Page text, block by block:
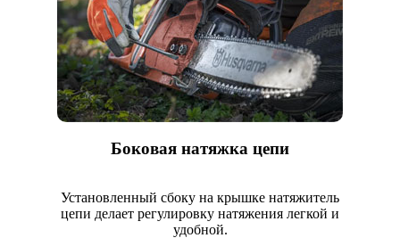
Боковая натяжка цепи
Установленный сбоку на крышке натяжитель
цепи делает регулировку натяжения легкой и
удобной.